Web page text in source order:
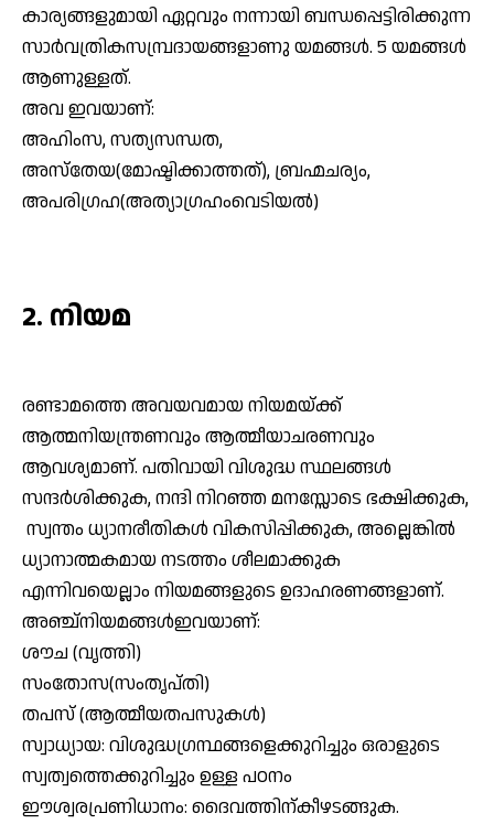
കാര്യങ്ങളുമായി ഏറ്റവും നന്നായി ബന്ധപ്പെട്ടിരിക്കുന്ന
സാര്‍വത്രികസമ്പ്രദായങ്ങളാണു യമങ്ങള്‍. 5 യമങ്ങള്‍
ആണുള്ളത്.
അവ ഇവയാണ്:
അഹിംസ, സത്യസന്ധത,
അസ്‌തേയ(മോഷ്ടിക്കാത്തത്), ബ്രഹ്മചര്യം,
അപരിഗ്രഹ(അത്യാഗ്രഹംവെടിയല്‍)
2. നിയമ
രണ്ടാമത്തെ അവയവമായ നിയമയ്ക്ക്
ആത്മനിയന്ത്രണവും ആത്മീയാചരണവും
ആവശ്യമാണ്. പതിവായി വിശുദ്ധ സ്ഥലങ്ങള്‍
സന്ദര്‍ശിക്കുക, നന്ദി നിറഞ്ഞ മനസ്സോടെ ഭക്ഷിക്കുക,
സ്വന്തം ധ്യാനരീതികള്‍ വികസിപ്പിക്കുക, അല്ലെങ്കില്‍
ധ്യാനാത്മകമായ നടത്തം ശീലമാക്കുക
എന്നിവയെല്ലാം നിയമങ്ങളുടെ ഉദാഹരണങ്ങളാണ്.
അഞ്ച്‌നിയമങ്ങള്‍ഇവയാണ്:
ശൗച (വൃത്തി)
സംതോസ(സംതൃപ്തി)
തപസ് (ആത്മീയതപസുകള്‍)
സ്വാധ്യായ: വിശുദ്ധഗ്രന്ഥങ്ങളെക്കുറിച്ചും ഒരാളുടെ
സ്വത്വത്തെക്കുറിച്ചും ഉള്ള പഠനം
ഈശ്വരപ്രണിധാനം: ദൈവത്തിന്കീഴടങ്ങുക.